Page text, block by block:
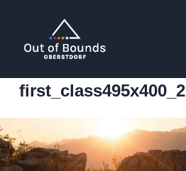
first_class495x400_2